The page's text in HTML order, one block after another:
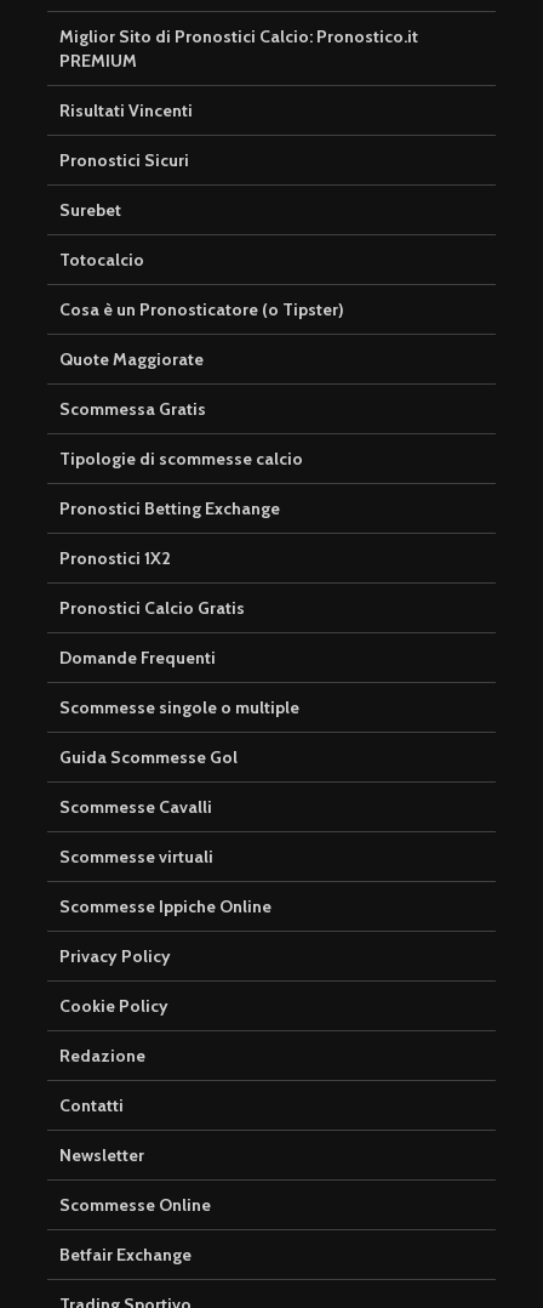
Miglior Sito di Pronostici Calcio: Pronostico.it
PREMIUM
Risultati Vincenti
Pronostici Sicuri
Surebet
Totocalcio
Cosa è un Pronosticatore (o Tipster)
Quote Maggiorate
Scommessa Gratis
Tipologie di scommesse calcio
Pronostici Betting Exchange
Pronostici 1X2
Pronostici Calcio Gratis
Domande Frequenti
Scommesse singole o multiple
Guida Scommesse Gol
Scommesse Cavalli
Scommesse virtuali
Scommesse Ippiche Online
Privacy Policy
Cookie Policy
Redazione
Contatti
Newsletter
Scommesse Online
Betfair Exchange